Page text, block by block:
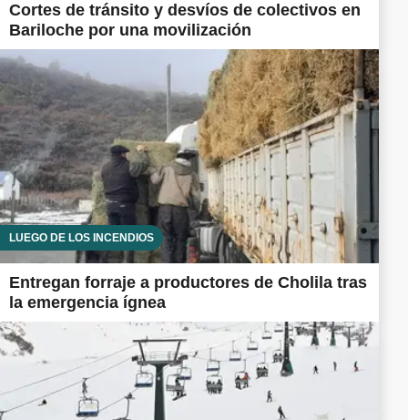
Cortes de tránsito y desvíos de colectivos en
Bariloche por una movilización
LUEGO DE LOS INCENDIOS
Entregan forraje a productores de Cholila tras
la emergencia ígnea